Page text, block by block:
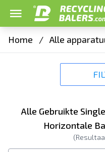
Home / Alle
Alle Gebruikte
Horizontale